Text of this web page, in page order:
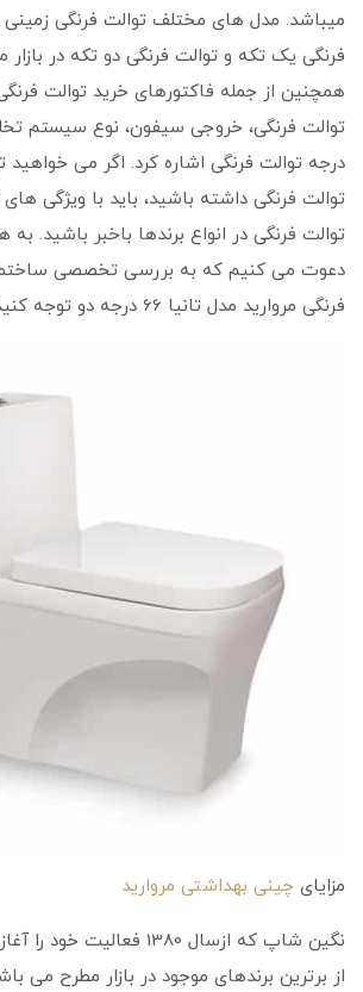
میباشد. مدل های مختلف توالت فرنگی
فرنگی یک تکه و توالت فرنگی دو تکه در
همچنین از جمله فاکتورهای خرید توالت
توالت فرنگی، خروجی سیفون، نوع سیستم
درجه توالت فرنگی اشاره کرد. اگر می خواهید
توالت فرنگی داشته باشید، باید با ویژگی
توالت فرنگی در انواع برندها باخبر باشید.
دعوت می کنیم که به بررسی تخصصی
فرنگی مروارید مدل تانیا 66 درجه دو توجه کنید.
مزایای چینی بهداشتی مروارید
نگین شاپ که ازﺳﺎل 1380
از برترین برندهای موجود در بازار مطرح می